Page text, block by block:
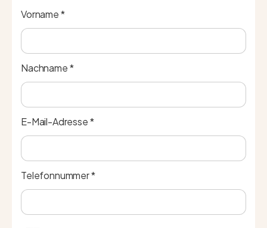
Vorname *
Nachname *
E-Mail-Adresse *
Telefonnummer *